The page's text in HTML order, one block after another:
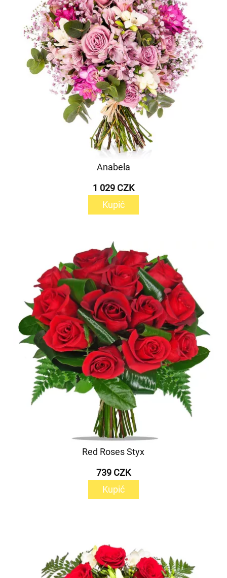
Anabela
1 029 CZK
Kupić
Red Roses Styx
739 CZK
Kupić